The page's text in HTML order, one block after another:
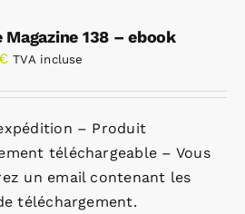
Magazine 138 – ebook
€ TVA incluse
– Produit
téléchargeable – Vous
un email contenant les
téléchargement.